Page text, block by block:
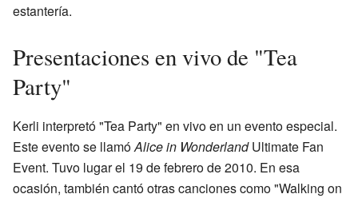
estantería.
Presentaciones en vivo de "Tea
Party"
Kerli interpretó "Tea Party" en vivo en un evento especial.
Este evento se llamóAlice in WonderlandUltimate Fan
Event. Tuvo lugar el 19 de febrero de 2010. En esa
ocasión, también cantó otras canciones como "Walking on